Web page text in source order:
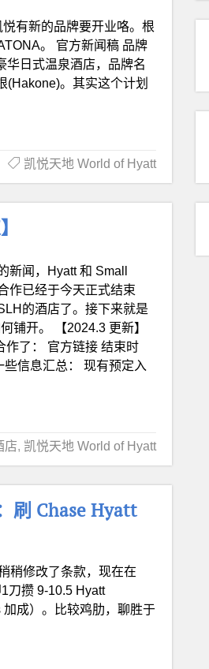
有新的品牌要开业咯。根
。 官方新闻稿 品牌
华日式温泉酒店，品牌名
(Hakone)。其实这个计划
凯悦天地 World of Hyatt
新闻，Hyatt 和 Small
作已经于今天正式结束
的酒店了。接下来就是
铺开。 【2024.3 更新】
作了： 官方链接 结束时
信息汇总： 现有预定入
店, 凯悦天地 World of Hyatt
刷 Chase Hyatt
稍修改了条款，现在在
刀攒 9-10.5 Hyatt
成）。比较鸡肋，聊胜于